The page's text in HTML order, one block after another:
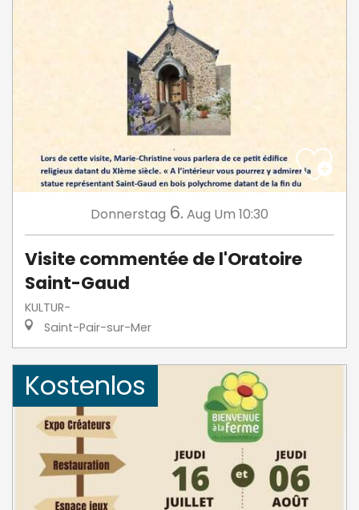
Donnerstag 6. Aug Um 10:30
Visite commentée de l'Oratoire
Saint-Gaud
KULTUR-
Saint-Pair-sur-Mer
Kostenlos